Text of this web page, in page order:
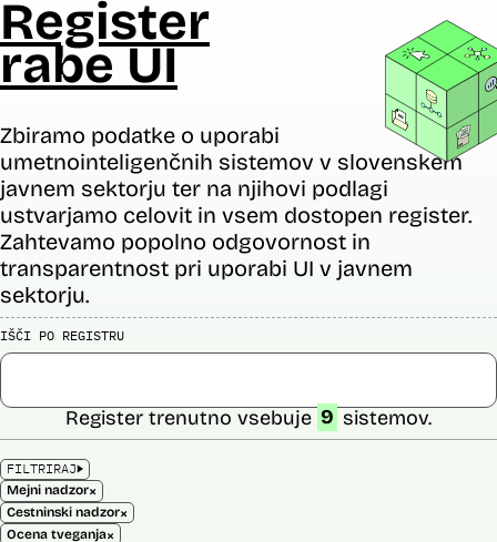
Register
rabe UI
Zbiramo podatke o uporabi
umetnointeligenčnih sistemov v slovenskem
javnem sektorju ter na njihovi podlagi
ustvarjamo celovit in vsem dostopen register.
Zahtevamo popolno odgovornost in
transparentnost pri uporabi UI v javnem
sektorju.
IŠČI PO REGISTRU
FILTRIRAJ
Mejni nadzor×
Cestninski nadzor×
Ocena tveganja×
Register trenutno vsebuje 9 sistemov.